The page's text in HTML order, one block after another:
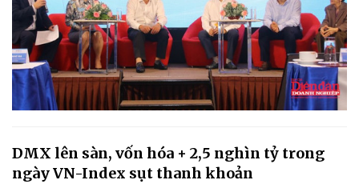
DMX lên sàn, vốn hóa + 2,5 nghìn tỷ trong
ngày VN-Index sụt thanh khoản